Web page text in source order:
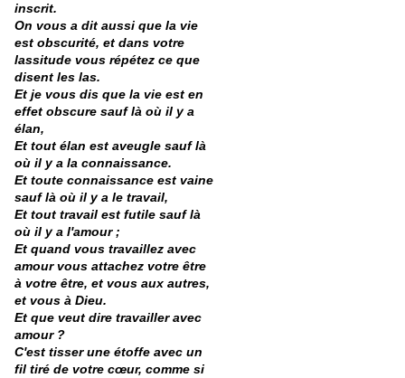
inscrit.
On vous a dit aussi que la vie
est obscurité, et dans votre
lassitude vous répétez ce que
disent les las.
Et je vous dis que la vie est en
effet obscure sauf là où il y a
élan,
Et tout élan est aveugle sauf là
où il y a la connaissance.
Et toute connaissance est vaine
sauf là où il y a le travail,
Et tout travail est futile sauf là
où il y a l'amour ;
Et quand vous travaillez avec
amour vous attachez votre être
à votre être, et vous aux autres,
et vous à Dieu.
Et que veut dire travailler avec
amour ?
C'est tisser une étoffe avec un
fil tiré de votre cœur, comme si